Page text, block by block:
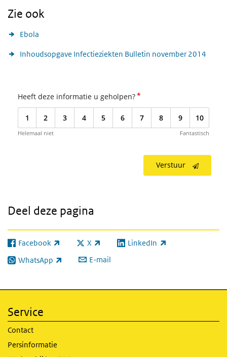
Zie ook
Ebola
Inhoudsopgave Infectieziekten Bulletin november 2014
Heeft deze informatie u geholpen?*
1 2 3 4 5 6 7 8 9 10
Helemaal niet Fantastisch
Verstuur
Deel deze pagina
Facebook
(externe link) X
(externe link) LinkedIn
(externe link)
WhatsApp
(externe link) E-mail
Service
Contact
Persinformatie